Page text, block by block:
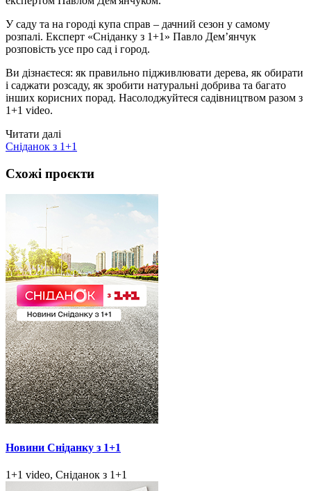
У саду та на городі купа справ – дачний сезон у самому
розпалі. Експерт «Сніданку з 1+1» Павло Дем’янчук
розповість усе про сад і город.
Ви дізнаєтеся: як правильно підживлювати дерева, як обирати
і саджати розсаду, як зробити натуральні добрива та багато
інших корисних порад. Насолоджуйтеся садівництвом разом з
1+1 video.
Читати далі
Сніданок з 1+1
Схожі проєкти
Новини Сніданку з 1+1
1+1 video, Сніданок з 1+1